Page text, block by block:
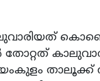
തോറ്റത്
താലൂക്ക് വരെ